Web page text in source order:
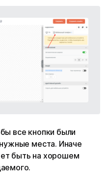
все кнопки были
места. Иначе
быть на хорошем